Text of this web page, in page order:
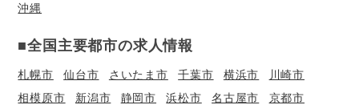
沖縄
■全国主要都市の求人情報
札幌市 仙台市 さいたま市 千葉市 横浜市
川崎市
相模原市
新潟市 静岡市 浜松市 名古屋市
京都市